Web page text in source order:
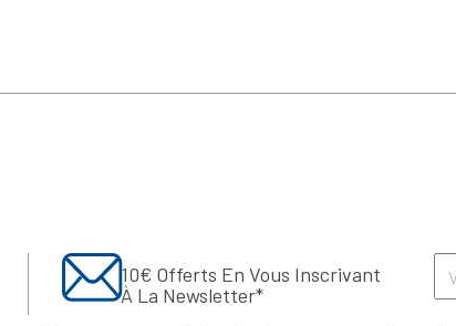
10€ Offerts En Vous Inscrivant
À La Newsletter*